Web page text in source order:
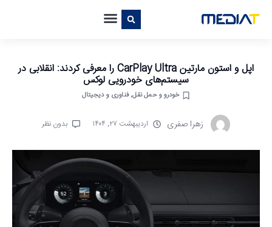
اپل و استون مارتین CarPlay Ultra را معرفی کردند: انقلابی در
سیستم‌های خودرویی لوکس
خودرو و حمل نقل,فناوری و دیجیتال
زهرا صفری اردیبهشت ۲۷, ۱۴۰۴ بدون نظر